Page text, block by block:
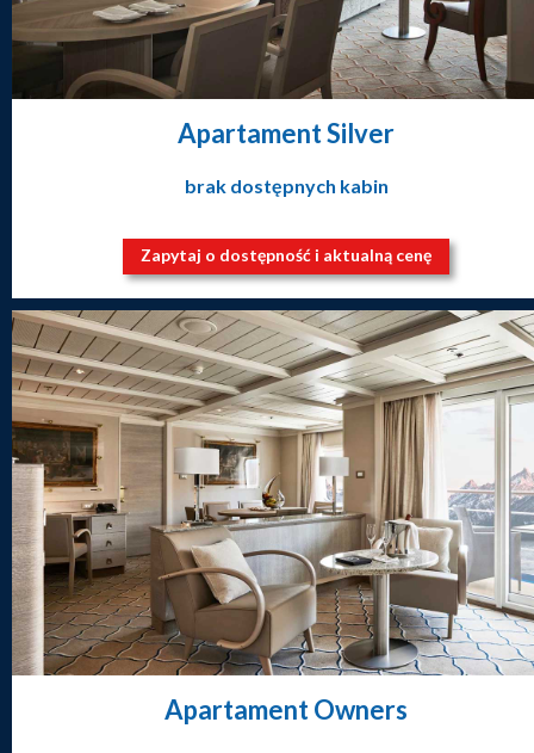
Apartament Silver
brak dostępnych kabin
Zapytaj o dostępność i aktualną cenę
Apartament Owners